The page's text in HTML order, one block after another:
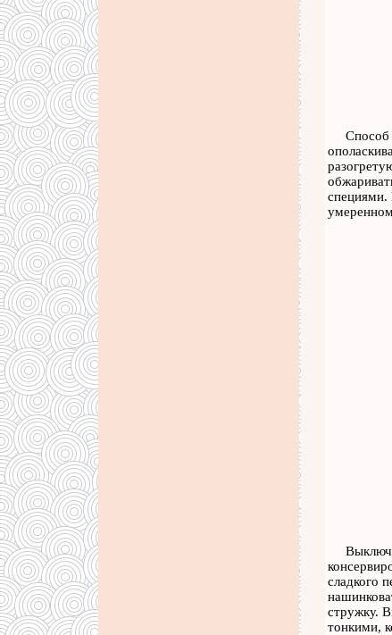
Способ
специями.
сладкого
стружку.
тонкими,